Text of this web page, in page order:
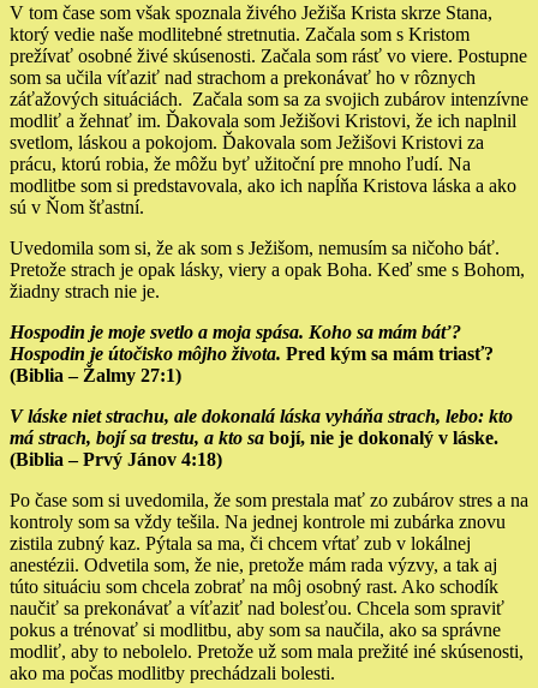
V tom čase som však spoznala živého Ježiša Krista skrze Stana,
ktorý vedie naše modlitebné stretnutia. Začala som s Kristom
prežívať osobné živé skúsenosti. Začala som rásť vo viere. Postupne
som sa učila víťaziť nad strachom a prekonávať ho v rôznych
záťažových situáciách. Začala som sa za svojich zubárov intenzívne
modliť a žehnať im. Ďakovala som Ježišovi Kristovi, že ich naplnil
svetlom, láskou a pokojom. Ďakovala som Ježišovi Kristovi za
prácu, ktorú robia, že môžu byť užitoční pre mnoho ľudí. Na
modlitbe som si predstavovala, ako ich napĺňa Kristova láska a ako
sú v Ňom šťastní.
Uvedomila som si, že ak som s Ježišom, nemusím sa ničoho báť.
Pretože strach je opak lásky, viery a opak Boha. Keď sme s Bohom,
žiadny strach nie je.
Hospodin je moje svetlo a moja spása. Koho sa mám báť?
Hospodin je útočisko môjho života. Pred kým sa mám triasť?
(Biblia – Žalmy 27:1)
V láske niet strachu, ale dokonalá láska vyháňa strach, lebo: kto
má strach, bojí sa trestu, a kto sa bojí, nie je dokonalý v láske.
(Biblia – Prvý Jánov 4:18)
Po čase som si uvedomila, že som prestala mať zo zubárov stres a na
kontroly som sa vždy tešila. Na jednej kontrole mi zubárka znovu
zistila zubný kaz. Pýtala sa ma, či chcem vŕtať zub v lokálnej
anestézii. Odvetila som, že nie, pretože mám rada výzvy, a tak aj
túto situáciu som chcela zobrať na môj osobný rast. Ako schodík
naučiť sa prekonávať a víťaziť nad bolesťou. Chcela som spraviť
pokus a trénovať si modlitbu, aby som sa naučila, ako sa správne
modliť, aby to nebolelo. Pretože už som mala prežité iné skúsenosti,
ako ma počas modlitby prechádzali bolesti.